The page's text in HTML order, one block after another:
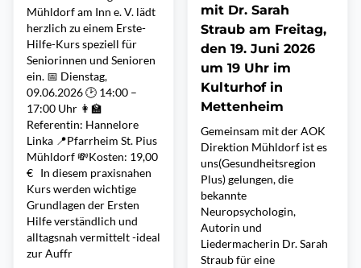
Mühldorf am Inn e. V. lädt
herzlich zu einem Erste-
Hilfe-Kurs speziell für
Seniorinnen und Senioren
ein. 📅 Dienstag,
09.06.2026 🕑 14:00 –
17:00 Uhr 👩‍🏫
Referentin: Hannelore
Linka 📍Pfarrheim St. Pius
Mühldorf 💸Kosten: 19,00
€ In diesem praxisnahen
Kurs werden wichtige
Grundlagen der Ersten
Hilfe verständlich und
alltagsnah vermittelt -ideal
zur Auffr
mit Dr. Sarah
Straub am Freitag,
den 19. Juni 2026
um 19 Uhr im
Kulturhof in
Mettenheim
Gemeinsam mit der AOK
Direktion Mühldorf ist es
uns(Gesundheitsregion
Plus) gelungen, die
bekannte
Neuropsychologin,
Autorin und
Liedermacherin Dr. Sarah
Straub für eine